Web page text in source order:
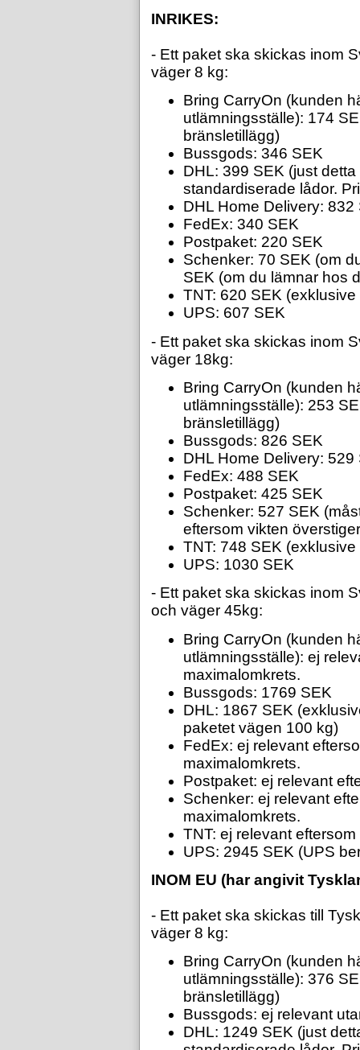
INRIKES:
- Ett paket ska skickas inom
väger 8 kg:
Bring CarryOn (kunden
utlämningsställe): 174
bränsletillägg)
Bussgods: 346 SEK
DHL: 399 SEK (just
standardiserade lådor.
DHL Home Delivery: 832
FedEx: 340 SEK
Postpaket: 220 SEK
Schenker: 70 SEK (om
SEK (om du lämnar hos
TNT: 620 SEK (exklusive
UPS: 607 SEK
- Ett paket ska skickas inom
väger 18kg:
Bring CarryOn (kunden
utlämningsställe): 253
bränsletillägg)
Bussgods: 826 SEK
DHL Home Delivery: 529
FedEx: 488 SEK
Postpaket: 425 SEK
Schenker: 527 SEK
eftersom vikten
TNT: 748 SEK (exklusive
UPS: 1030 SEK
- Ett paket ska skickas inom
och väger 45kg:
Bring CarryOn (kunden
utlämningsställe): ej
maximalomkrets.
Bussgods: 1769 SEK
DHL: 1867 SEK
paketet vägen 100 kg)
FedEx: ej relevant
maximalomkrets.
Postpaket: ej relevant
Schenker: ej relevant
maximalomkrets.
TNT: ej relevant
UPS: 2945 SEK (UPS
INOM EU (har angivit
- Ett paket ska skickas till
väger 8 kg:
Bring CarryOn (kunden
utlämningsställe): 376
bränsletillägg)
Bussgods: ej relevant
DHL: 1249 SEK (just